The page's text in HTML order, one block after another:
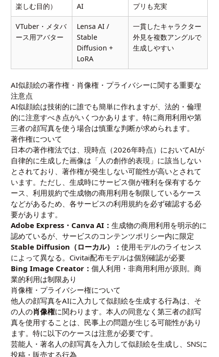
楽しむ目的）
AI
プリも充実
VTuber・メタバ
ース用アバター
Lensa AI /
Stable
Diffusion +
LoRA
一貫したキャラクター
外見を複数アングルで
生成しやすい
AI似顔絵の著作権・肖像権・プライバシーに関する重要な
注意点
AI似顔絵は技術的に誰でも簡単に作れますが、法的・倫理
的に注意すべき点がいくつかあります。特に商用利用や第
三者の顔写真を使う場合は慎重な判断が求められます。
著作権について
日本の著作権法では、現時点（2026年時点）においてAIが
自律的に生成した画像は「人の創作的表現」に該当しない
とされており、著作権が発生しない可能性が高いとされて
います。ただし、生成時にサービス側が権利を保有するケ
ース、利用規約で生成物の商用利用を制限しているケース
などがあるため、各サービスの利用規約を必ず確認する必
要があります。
Adobe Express・Canva AI：生成物の商用利用を明示的に
認めているが、サービスのコンテンツポリシー内に限定
Stable Diffusion（ローカル）：使用モデルのライセンス
によって異なる。Civitai配布モデルは個別確認が必要
Bing Image Creator：個人利用・非商用利用が原則。商
業的利用は制限あり
肖像権・プライバシー権について
他人の顔写真をAIに入力して似顔絵を生成する行為は、そ
の人の肖像権に関わります。本人の同意なく第三者の顔写
真を使用することは、民事上の問題が生じる可能性があり
ます。特に以下のケースは注意が必要です。
芸能人・著名人の顔写真を入力して似顔絵を生成し、SNSに
投稿・販売する行為